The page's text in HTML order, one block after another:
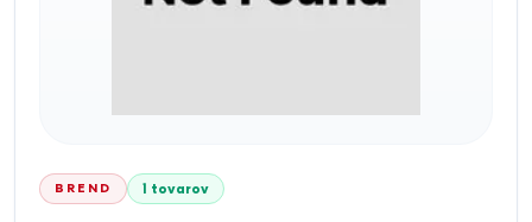
BREND 1 tovarov